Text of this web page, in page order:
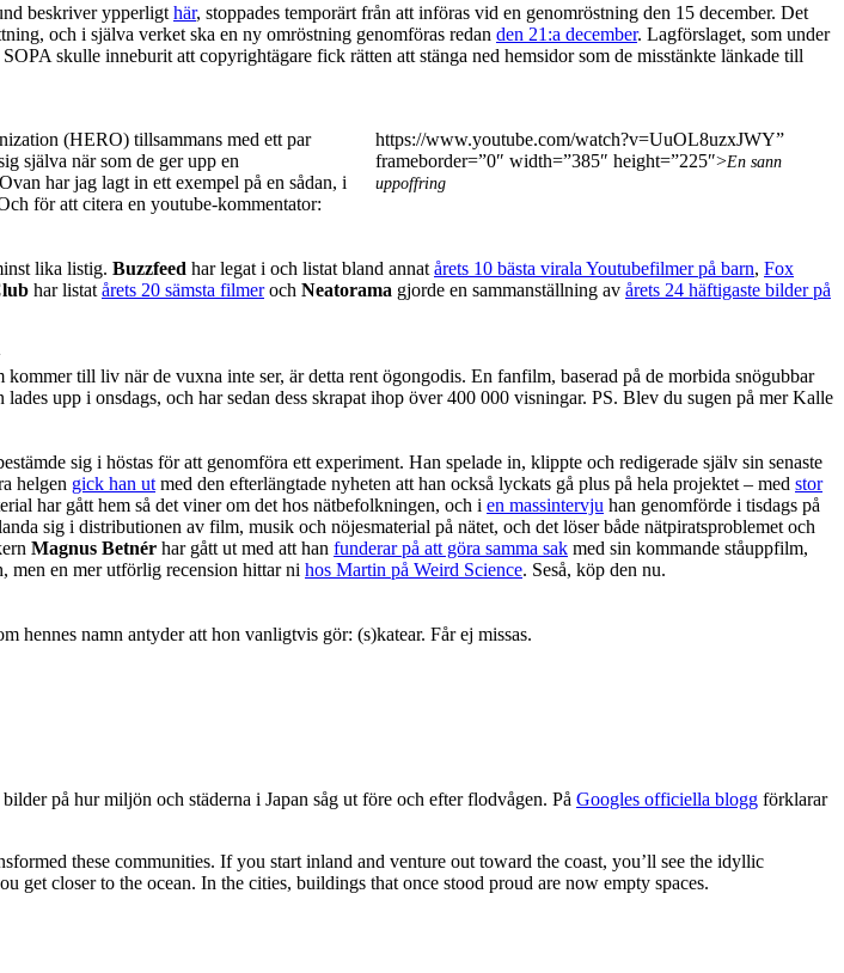
beskriver ypperligt här, stoppades temporärt från att införas vid en genomröstning den 15 december. Det
och i själva verket ska en ny omröstning genomföras redan den 21:a december. Lagförslaget, som under
skulle inneburit att copyrightägare fick rätten att stänga ned hemsidor som de misstänkte länkade till
https://www.youtube.com/watch?v=UuOL8uzxJWY”
frameborder=”0″ width=”385″ height=”225″>En sann
uppoffring
(HERO) tillsammans med ett par
själva när som de ger upp en
har jag lagt in ett exempel på en sådan, i
för att citera en youtube-kommentator:
lika listig. Buzzfeed har legat i och listat bland annat årets 10 bästa virala Youtubefilmer på barn, Fox
har listat årets 20 sämsta filmeroch Neatorama gjorde en sammanställning av årets 24 häftigaste bilder på
kommer till liv när de vuxna inte ser, är detta rent ögongodis. En fanfilm, baserad på de morbida snögubbar
upp i onsdags, och har sedan dess skrapat ihop över 400 000 visningar. PS. Blev du sugen på mer Kalle
sig i höstas för att genomföra ett experiment. Han spelade in, klippte och redigerade själv sin senaste
helgen gick han ut med den efterlängtade nyheten att han också lyckats gå plus på hela projektet – med stor
har gått hem så det viner om det hos nätbefolkningen, och i en massintervju han genomförde i tisdags på
sig i distributionen av film, musik och nöjesmaterial på nätet, och det löser både nätpiratsproblemet och
Magnus Betnér har gått ut med att han funderar på att göra samma sak med sin kommande ståuppfilm,
men en mer utförlig recension hittar ni hos Martin på Weird Science. Seså, köp den nu.
hennes namn antyder att hon vanligtvis gör: (s)katear. Får ej missas.
på hur miljön och städerna i Japan såg ut före och efter flodvågen. På Googles officiella blogg förklarar
these communities. If you start inland and venture out toward the coast, you’ll see the idyllic
closer to the ocean. In the cities, buildings that once stood proud are now empty spaces.